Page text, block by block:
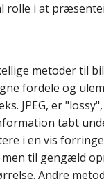
rolle i at
metoder til
fordele og
JPEG, er
tabt
i en vis
til gengæld
Andre